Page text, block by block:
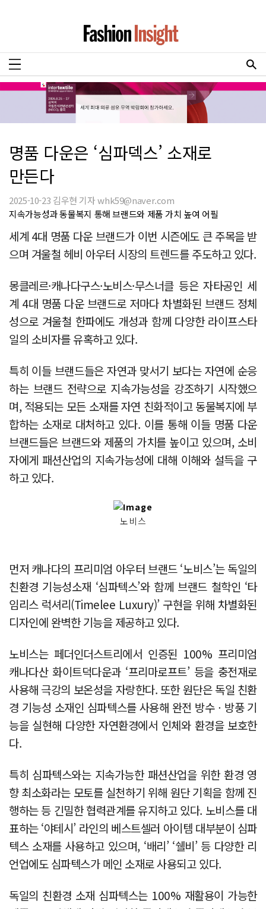
명품 다운은 ‘심파덱스’ 소재로
만든다
2025-10-23 김우현 기자 whk59@naver.com
지속가능성과 동물복지 통해 브랜드와 제품 가치 높여 어필
세계 4대 명품 다운 브랜드가 이번 시즌에도 큰 주목을 받
으며 겨울철 헤비 아우터 시장의 트렌드를 주도하고 있다.
몽클레르·캐나다구스·노비스·무스너클 등은 자타공인 세
계 4대 명품 다운 브랜드로 저마다 차별화된 브랜드 정체
성으로 겨울철 한파에도 개성과 함께 다양한 라이프스타
일의 소비자를 유혹하고 있다.
특히 이들 브랜드들은 자연과 맞서기 보다는 자연에 순응
하는 브랜드 전략으로 지속가능성을 강조하기 시작했으
며, 적용되는 모든 소재를 자연 친화적이고 동물복지에 부
합하는 소재로 대처하고 있다. 이를 통해 이들 명품 다운
브랜드들은 브랜드와 제품의 가치를 높이고 있으며, 소비
자에게 패션산업의 지속가능성에 대해 이해와 설득을 구
하고 있다.
노비스
먼저 캐나다의 프리미엄 아우터 브랜드 ‘노비스’는 독일의
친환경 기능성소재 ‘심파텍스’와 함께 브랜드 철학인 ‘타
임리스 럭셔리(Timelee Luxury)’ 구현을 위해 차별화된
디자인에 완벽한 기능을 제공하고 있다.
노비스는 페더인더스트리에서 인증된 100% 프리미엄
캐나다산 화이트덕다운과 ‘프리마로프트’ 등을 충전재로
사용해 극강의 보온성을 자랑한다. 또한 원단은 독일 친환
경 기능성 소재인 심파텍스를 사용해 완전 방수ㆍ방풍 기
능을 실현해 다양한 자연환경에서 인체와 환경을 보호한
다.
특히 심파텍스와는 지속가능한 패션산업을 위한 환경 영
향 최소화라는 모토를 실천하기 위해 원단 기획을 함께 진
행하는 등 긴밀한 협력관계를 유지하고 있다. 노비스를 대
표하는 ‘야테시’ 라인의 베스트셀러 아이템 대부분이 심파
텍스 소재를 사용하고 있으며, ‘배리’ ‘쉘비’ 등 다양한 리
언업에도 심파텍스가 메인 소재로 사용되고 있다.
독일의 친환경 소재 심파텍스는 100% 재활용이 가능한